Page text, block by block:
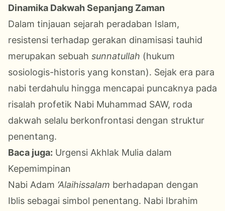
Dinamika Dakwah Sepanjang Zaman
Dalam tinjauan sejarah peradaban Islam,
resistensi terhadap gerakan dinamisasi tauhid
merupakan sebuah sunnatullah (hukum
sosiologis-historis yang konstan). Sejak era para
nabi terdahulu hingga mencapai puncaknya pada
risalah profetik Nabi Muhammad SAW, roda
dakwah selalu berkonfrontasi dengan struktur
penentang.
Baca juga: Urgensi Akhlak Mulia dalam
Kepemimpinan
Nabi Adam ‘Alaihissalam berhadapan dengan
Iblis sebagai simbol penentang. Nabi Ibrahim